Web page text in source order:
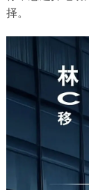
择。